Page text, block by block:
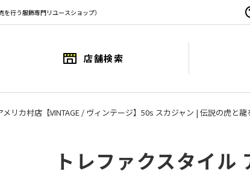
行う服飾専門リユースショップ）
店舗検索
メリカ村店 【VINTAGE / ヴィンテージ】50s スカジャン | 伝説の虎と
トレファクスタイル